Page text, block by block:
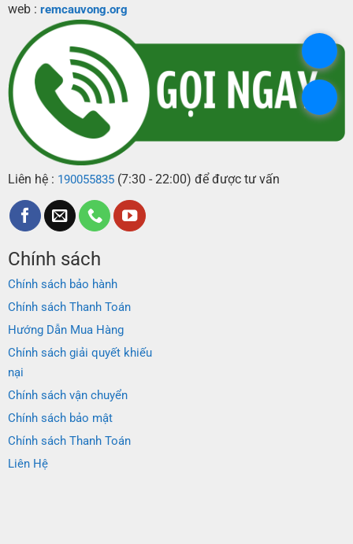
web : remcauvong.org
Liên hệ : 190055835(7:30 - 22:00) để được tư vấn
Chính sách
Chính sách bảo hành
Chính sách Thanh Toán
Hướng Dẫn Mua Hàng
Chính sách giải quyết khiếu
nại
Chính sách vận chuyển
Chính sách bảo mật
Chính sách Thanh Toán
Liên Hệ